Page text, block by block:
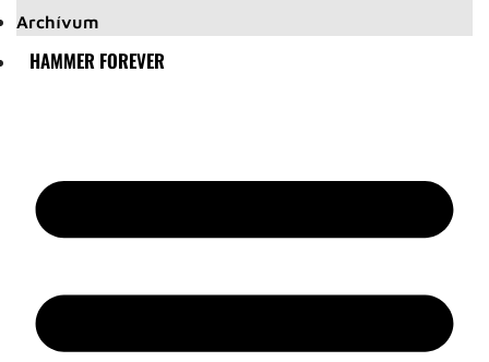
Archívum
HAMMER FOREVER